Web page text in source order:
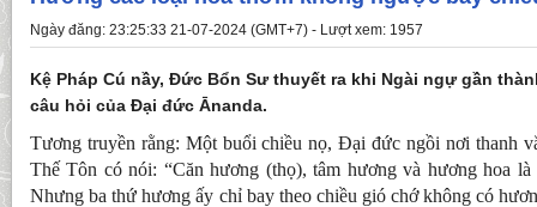
Ngày đăng: 23:25:33 21-07-2024 (GMT+7) - Lượt xem: 1957
Kệ Pháp Cú nầy, Đức Bổn Sư thuyết ra khi Ngài ngự gần
câu hỏi của Đại đức Ānanda.
Tương truyền rằng: Một buổi chiều nọ, Đại đức ngồi nơi thanh
Thế Tôn có nói: “Căn hương (thọ), tâm hương và hương hoa
Nhưng ba thứ hương ấy chỉ bay theo chiều gió chớ không có